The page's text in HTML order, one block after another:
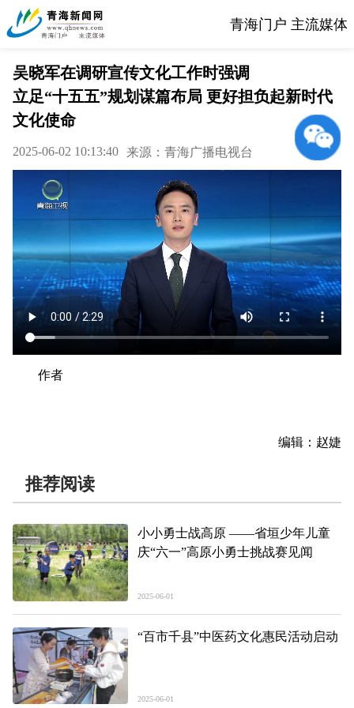
青海门户 主流媒体
吴晓军在调研宣传文化工作时强调
立足“十五五”规划谋篇布局 更好担负起新时代
文化使命
2025-06-02 10:13:40 来源：青海广播电视台
作者
编辑：赵婕
推荐阅读
小小勇士战高原 ——省垣少年儿童
庆“六一”高原小勇士挑战赛见闻
2025-06-01
“百市千县”中医药文化惠民活动启动
2025-06-01